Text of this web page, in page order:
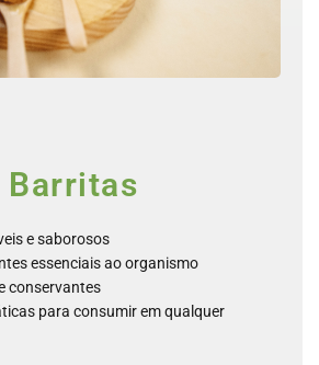
Barritas
e saborosos
essenciais ao organismo
conservantes
para consumir em qualquer